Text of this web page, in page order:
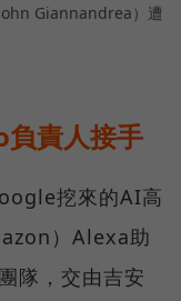
Giannandrea）遭
責人接手
挖來的AI高
）Alexa助
隊，交由吉安